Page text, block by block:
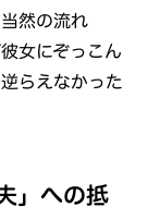
然の流れ
女にぞっこん
らえなかった
」への抵